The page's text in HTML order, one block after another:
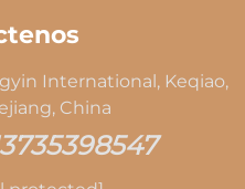
International, Keqiao,
China